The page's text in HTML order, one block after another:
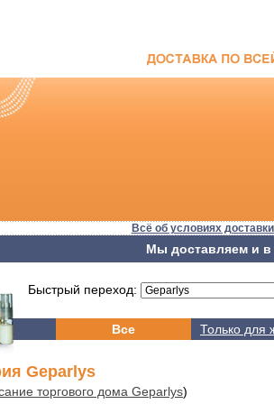
Всё об условиях
Мы доставляем и в
Быстрый переход:
Все Только для
Geparlys
торгового дома Geparlys)